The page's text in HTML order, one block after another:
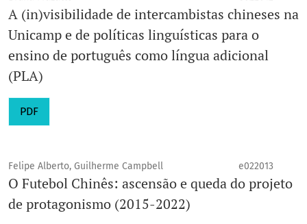
A (in)visibilidade de intercambistas chineses na
Unicamp e de políticas linguísticas para o
ensino de português como língua adicional
(PLA)
PDF
Felipe Alberto, Guilherme Campbell e022013
O Futebol Chinês: ascensão e queda do projeto
de protagonismo (2015-2022)